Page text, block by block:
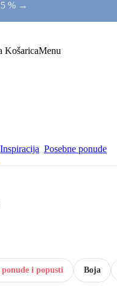
% →
KošaricaMenu
Inspiracija Posebne ponude
ponude i popusti Boja